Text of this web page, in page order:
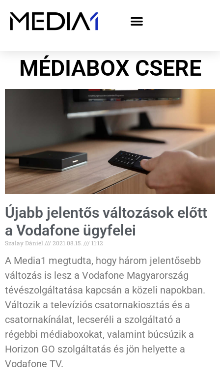
MÉDIABOX CSERE
Újabb jelentős változások előtt
a Vodafone ügyfelei
Szalay Dániel 2021.08.15. 11:12
A Media1 megtudta, hogy három jelentősebb
változás is lesz a Vodafone Magyarország
tévészolgáltatása kapcsán a közeli napokban.
Változik a televíziós csatornakiosztás és a
csatornakínálat, lecseréli a szolgáltató a
régebbi médiaboxokat, valamint búcsúzik a
Horizon GO szolgáltatás és jön helyette a
Vodafone TV.